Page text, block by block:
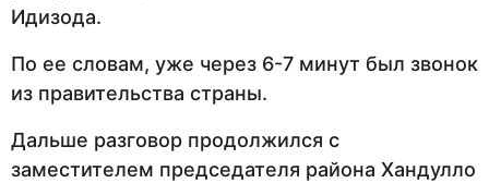
Идизода.
По ее словам, уже через 6-7 минут был звонок
из правительства страны.
Дальше разговор продолжился с
заместителем председателя района Хандулло